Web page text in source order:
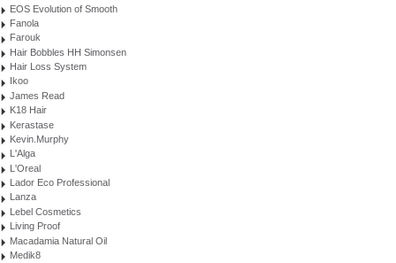
EOS Evolution of Smooth
Fanola
Farouk
Hair Bobbles HH Simonsen
Hair Loss System
Ikoo
James Read
K18 Hair
Kerastase
Kevin.Murphy
L'Alga
L'Oreal
Lador Eco Professional
Lanza
Lebel Cosmetics
Living Proof
Macadamia Natural Oil
Medik8